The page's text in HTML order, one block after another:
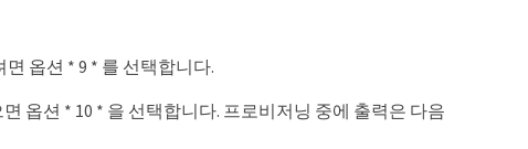
옵션 * 9 * 를 선택합니다.
옵션 * 10 * 을 선택합니다. 프로비저닝 중에 출력은 다음